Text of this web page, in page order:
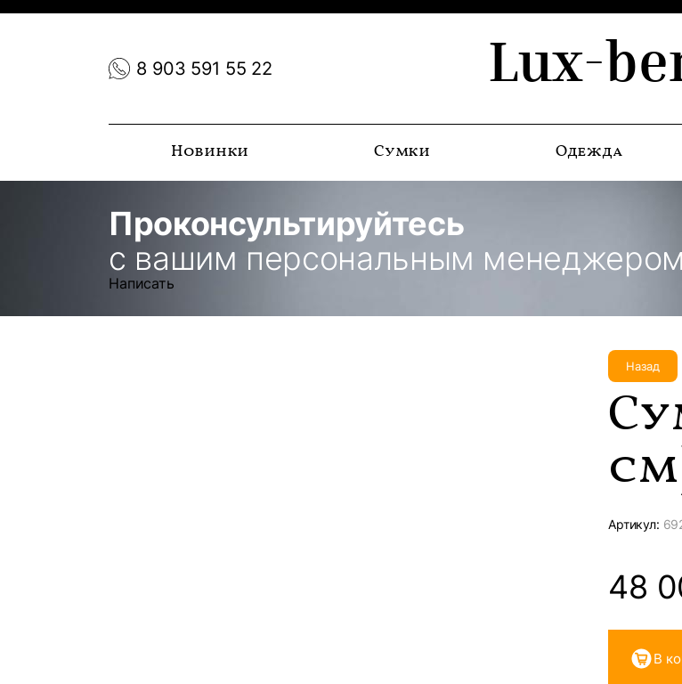
8 903 591 55 22 Lux-
Новинки Сумки Одежда
Проконсультируйтесь
с вашим персональным менеджером
Написать
Назад
Артикул:
48
В